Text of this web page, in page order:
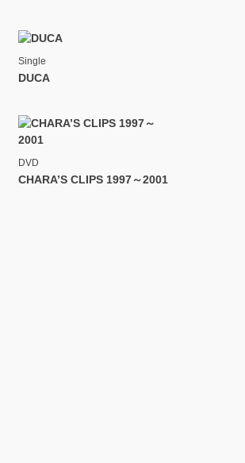
Single
DUCA
DVD
CHARA’S CLIPS 1997～2001